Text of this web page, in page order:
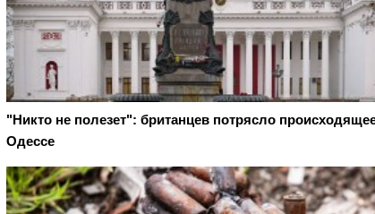
"Никто не полезет": британцев потрясло
Одессе